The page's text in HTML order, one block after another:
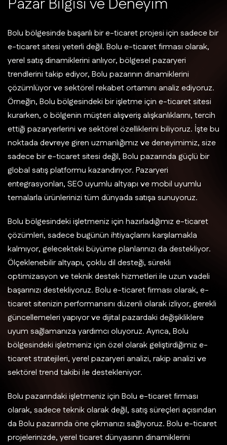
Pazar Bilgisive Deneyim
Bolu bölgesinde başarılı bir e-ticaret projesi için sadece bir
e-ticaret sitesi yeterli değil. Bolu e-ticaret firması olarak,
yerel satış dinamiklerini anlıyor, bölgesel pazaryeri
trendlerini takip ediyor, Bolu pazarının dinamiklerini
çözümlüyor ve sektörel rekabet ortamını analiz ediyoruz.
Örneğin, Bolu bölgesindeki bir işletme için e-ticaret sitesi
kurarken, o bölgenin müşteri alışveriş alışkanlıklarını, tercih
ettiği pazaryerlerini ve sektörel özelliklerini biliyoruz. İşte bu
noktada devreye giren uzmanlığımız ve deneyimimiz, size
sadece bir e-ticaret sitesi değil, Bolu pazarında güçlü bir
global satış platformu kazandırıyor. Pazaryeri
entegrasyonları, SEO uyumlu altyapı ve mobil uyumlu
temalarla ürünlerinizi tüm dünyada satışa sunuyoruz.
Bolu bölgesindeki işletmeniz için hazırladığımız e-ticaret
çözümleri, sadece bugünün ihtiyaçlarını karşılamakla
kalmıyor, gelecekteki büyüme planlarınızı da destekliyor.
Ölçeklenebilir altyapı, çoklu dil desteği, sürekli
optimizasyon ve teknik destek hizmetleri ile uzun vadeli
başarınızı destekliyoruz. Bolu e-ticaret firması olarak, e-
ticaret sitenizin performansını düzenli olarak izliyor, gerekli
güncellemeleri yapıyor ve dijital pazardaki değişikliklere
uyum sağlamanıza yardımcı oluyoruz. Ayrıca, Bolu
bölgesindeki işletmeniz için özel olarak geliştirdiğimiz e-
ticaret stratejileri, yerel pazaryeri analizi, rakip analizi ve
sektörel trend takibi ile destekleniyor.
Bolu pazarındaki işletmeniz için Bolu e-ticaret firması
olarak, sadece teknik olarak değil, satış süreçleri açısından
da Bolu pazarında öne çıkmanızı sağlıyoruz. Bolu e-ticaret
projelerinizde, yerel ticaret dünyasının dinamiklerini